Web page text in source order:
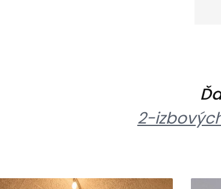
2-